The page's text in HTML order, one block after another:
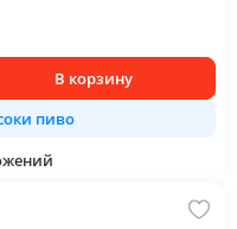
В корзину
пиво